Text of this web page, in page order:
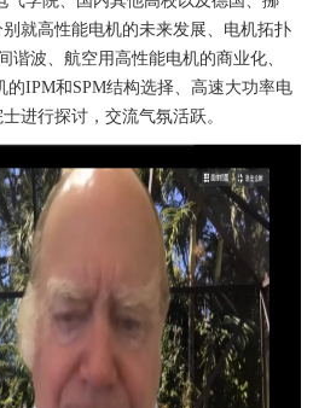
就高性能电机的未来发展、电机拓扑
波、航空用高性能电机的商业化、
的IPM和SPM结构选择、高速大功率电
进行探讨，交流气氛活跃。